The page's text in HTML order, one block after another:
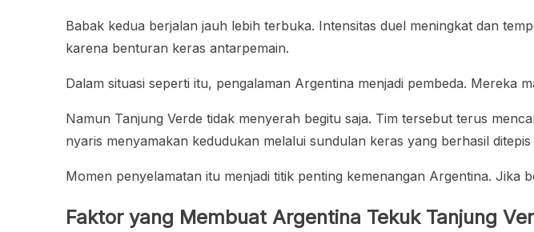
Babak kedua berjalan jauh lebih terbuka. Intensitas duel meningkat dan
karena benturan keras antarpemain.
Dalam situasi seperti itu, pengalaman Argentina menjadi pembeda. Mereka
Namun Tanjung Verde tidak menyerah begitu saja. Tim tersebut terus
nyaris menyamakan kedudukan melalui sundulan keras yang berhasil
Momen penyelamatan itu menjadi titik penting kemenangan Argentina. Jika
Faktor yang Membuat Argentina Tekuk Tanjung